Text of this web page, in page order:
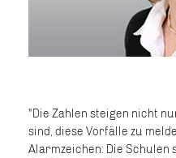
"Die Zahlen steigen nicht
sind, diese Vorfälle zu
Alarmzeichen: Die Schulen